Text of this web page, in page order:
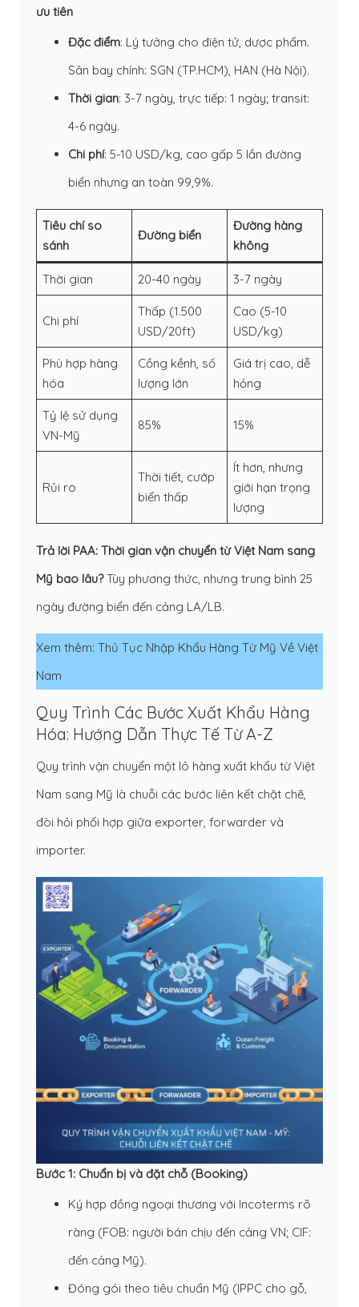
ưu tiên
Đặc điểm: Lý tưởng cho điện tử, dược phẩm.
Sân bay chính: SGN (TP.HCM), HAN (Hà Nội).
Thời gian: 3-7 ngày, trực tiếp: 1 ngày; transit:
4-6 ngày.
Chi phí: 5-10 USD/kg, cao gấp 5 lần đường
biển nhưng an toàn 99,9%.
Tiêu chí so
sánh
Đường biển
Đường hàng
không
Thời gian 20-40 ngày 3-7 ngày
Chi phí
Thấp (1.500
USD/20ft)
Cao (5-10
USD/kg)
Phù hợp hàng
hóa
Cồng kềnh, số
lượng lớn
Giá trị cao, dễ
hỏng
Tỷ lệ sử dụng
VN-Mỹ
85% 15%
Rủi ro
Thời tiết, cướp
biển thấp
Ít hơn, nhưng
giới hạn trọng
lượng
Trả lời PAA: Thời gian vận chuyển từ Việt Nam sang
Mỹ bao lâu?Tùy phương thức, nhưng trung bình 25
ngày đường biển đến cảng LA/LB.
Xem thêm: Thủ Tục Nhập Khẩu Hàng Từ Mỹ Về Việt
Nam
Quy Trình Các Bước Xuất Khẩu Hàng
Hóa: Hướng Dẫn Thực Tế Từ A-Z
Quy trình vận chuyển một lô hàng xuất khẩu từ Việt
Nam sang Mỹ là chuỗi các bước liên kết chặt chẽ,
đòi hỏi phối hợp giữa exporter, forwarder và
importer.
Bước 1: Chuẩn bị và đặt chỗ (Booking)
Ký hợp đồng ngoại thương với Incoterms rõ
ràng (FOB: người bán chịu đến cảng VN; CIF:
đến cảng Mỹ).
Đóng gói theo tiêu chuẩn Mỹ (IPPC cho gỗ,